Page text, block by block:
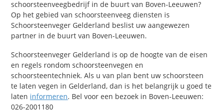
schoorsteenveegbedrijf in de buurt van Boven-Leeuwen?
Op het gebied van schoorsteenveeg diensten is
Schoorsteenveger Gelderland beslist uw aangewezen
partner in de buurt van Boven-Leeuwen.
Schoorsteenveger Gelderland is op de hoogte van de eisen
en regels rondom schoorsteenvegen en
schoorsteentechniek. Als u van plan bent uw schoorsteen
te laten vegen in Gelderland, dan is het belangrijk u goed te
laten informeren. Bel voor een bezoek in Boven-Leeuwen:
026-2001180